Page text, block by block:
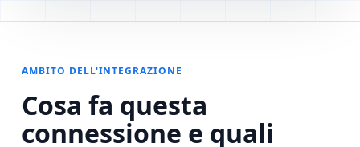
AMBITO DELL'INTEGRAZIONE
Cosa fa questa
connessione e quali